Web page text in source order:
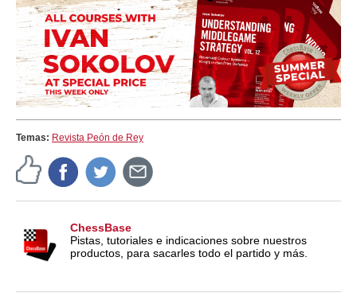
Temas: Revista Peón de Rey
ChessBase
Pistas, tutoriales e indicaciones sobre nuestros
productos, para sacarles todo el partido y más.